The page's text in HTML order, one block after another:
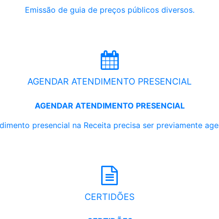
Emissão de guia de preços públicos diversos.
AGENDAR ATENDIMENTO PRESENCIAL
AGENDAR ATENDIMENTO PRESENCIAL
presencial na Receita precisa ser previamente
CERTIDÕES